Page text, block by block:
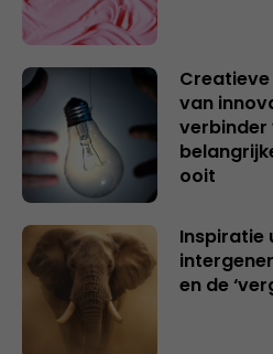
van
verbinder
ooit
Inspiratie
en de